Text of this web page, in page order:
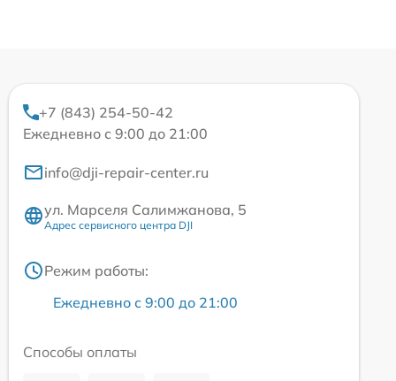
+7 (843) 254-50-42
Ежедневно с 9:00 до 21:00
info@dji-repair-center.ru
ул. Марселя Салимжанова, 5
Адрес сервисного центра DJI
Режим работы:
Ежедневно с 9:00 до 21:00
Способы оплаты